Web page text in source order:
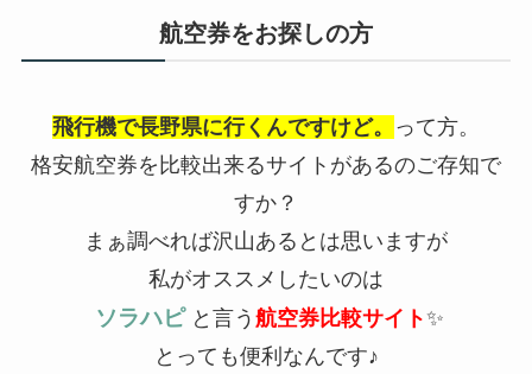
航空券をお探しの方
飛行機で長野県に行くんですけど。 って方。
格安航空券を比較出来るサイトがあるのご存知で
すか？
まぁ調べれば沢山あるとは思いますが
私がオススメしたいのは
ソラハピ と言う 航空券比較サイト✨
とっても便利なんです♪︎